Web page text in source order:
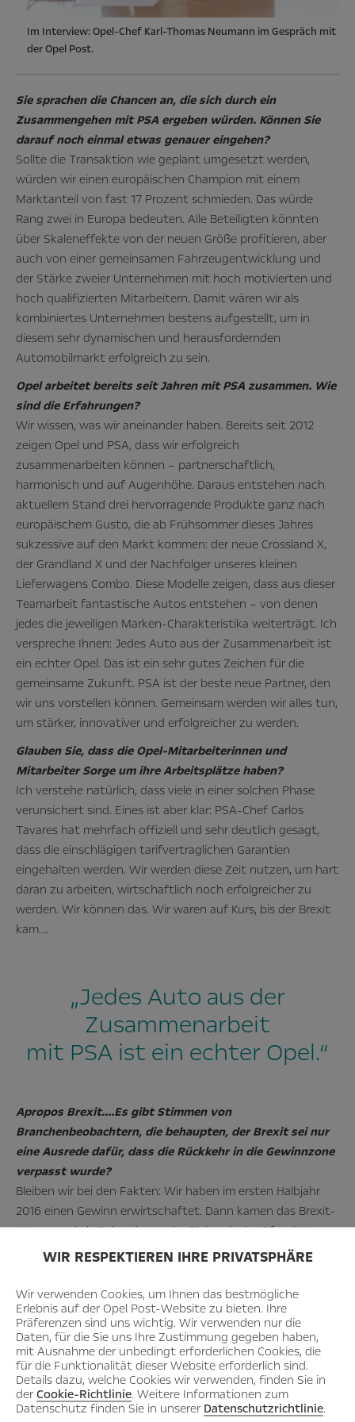
WIR RESPEKTIEREN IHRE PRIVATSPHÄRE
Wir verwenden Cookies, um Ihnen das bestmögliche
Erlebnis auf der Opel Post-Website zu bieten. Ihre
Präferenzen sind uns wichtig. Wir verwenden nur die
Daten, für die Sie uns Ihre Zustimmung gegeben haben,
mit Ausnahme der unbedingt erforderlichen Cookies, die
für die Funktionalität dieser Website erforderlich sind.
Details dazu, welche Cookies wir verwenden, finden Sie in
der Cookie-Richtlinie. Weitere Informationen zum
Datenschutz finden Sie in unserer Datenschutzrichtlinie.
Im Interview: Opel-Chef Karl-Thomas Neumann im Gespräch mit
der Opel Post.
Sie sprachen die Chancen an, die sich durch ein
Zusammengehen mit PSA ergeben würden. Können Sie
darauf noch einmal etwas genauer eingehen?
Sollte die Transaktion wie geplant umgesetzt werden,
würden wir einen europäischen Champion mit einem
Marktanteil von fast 17 Prozent schmieden. Das würde
Rang zwei in Europa bedeuten. Alle Beteiligten könnten
über Skaleneffekte von der neuen Größe profitieren, aber
auch von einer gemeinsamen Fahrzeugentwicklung und
der Stärke zweier Unternehmen mit hoch motivierten und
hoch qualifizierten Mitarbeitern. Damit wären wir als
kombiniertes Unternehmen bestens aufgestellt, um in
diesem sehr dynamischen und herausfordernden
Automobilmarkt erfolgreich zu sein.
Opel arbeitet bereits seit Jahren mit PSA zusammen. Wie
sind die Erfahrungen?
Wir wissen, was wir aneinander haben. Bereits seit 2012
zeigen Opel und PSA, dass wir erfolgreich
zusammenarbeiten können – partnerschaftlich,
harmonisch und auf Augenhöhe. Daraus entstehen nach
aktuellem Stand drei hervorragende Produkte ganz nach
europäischem Gusto, die ab Frühsommer dieses Jahres
sukzessive auf den Markt kommen: der neue Crossland X,
der Grandland X und der Nachfolger unseres kleinen
Lieferwagens Combo. Diese Modelle zeigen, dass aus dieser
Teamarbeit fantastische Autos entstehen – von denen
jedes die jeweiligen Marken-Charakteristika weiterträgt. Ich
verspreche Ihnen: Jedes Auto aus der Zusammenarbeit ist
ein echter Opel. Das ist ein sehr gutes Zeichen für die
gemeinsame Zukunft. PSA ist der beste neue Partner, den
wir uns vorstellen können. Gemeinsam werden wir alles tun,
um stärker, innovativer und erfolgreicher zu werden.
Glauben Sie, dass die Opel-Mitarbeiterinnen und
Mitarbeiter Sorge um ihre Arbeitsplätze haben?
Ich verstehe natürlich, dass viele in einer solchen Phase
verunsichert sind. Eines ist aber klar: PSA‑Chef Carlos
Tavares hat mehrfach offiziell und sehr deutlich gesagt,
dass die einschlägigen tarifvertraglichen Garantien
eingehalten werden. Wir werden diese Zeit nutzen, um hart
daran zu arbeiten, wirtschaftlich noch erfolgreicher zu
werden. Wir können das. Wir waren auf Kurs, bis der Brexit
kam….
„Jedes Auto aus der
Zusammenarbeit
mit PSA ist ein echter Opel.“
Apropos Brexit….Es gibt Stimmen von
Branchenbeobachtern, die behaupten, der Brexit sei nur
eine Ausrede dafür, dass die Rückkehr in die Gewinnzone
verpasst wurde?
Bleiben wir bei den Fakten: Wir haben im ersten Halbjahr
2016 einen Gewinn erwirtschaftet. Dann kamen das Brexit-
Votum und als Folge davon der Einbruch des Pfund-Kurses.
Das hat unser Ergebnis im zweiten Halbjahr mit mehr als
schließlich ein Minus von 257 Millionen Dollar in den
Büchern. Der Rest ist einfache Mathematik: Ohne Brexit
hätten wir die Gewinnschelle wie geplant erreicht. Wir
haben 2016 gezeigt, dass unser Kurs stimmt. Trotz widriger
Umstände haben wir viel bewegt: Wir haben unser
Jahresergebnis um rund 600 Millionen Dollar verbessert. Es
war damit das Beste seit zehn Jahren.